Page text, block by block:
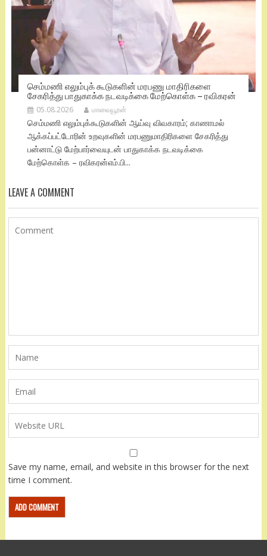
செம்மணி எலும்புக் கூடுகளின் மரபணு மாதிரிகளை
சேகரித்து பாதுகாக்க நடவடிக்கை மேற்கொள்க – ரவிகரன்
05.08.2026 மாவையூரன்
செம்மணி எலும்புக்கூடுகளின் ஆய்வு விவகாரம்; காணாமல்
ஆக்கப்பட்டோரின் உறவுகளின் மரபணுமாதிரிகளை சேகரித்து
பன்னாட்டு மேற்பார்வையுடன் பாதுகாக்க நடவடிக்கை
மேற்கொள்க – ரவிகரன்எம்.பி...
LEAVE A COMMENT
Save my name, email, and website in this browser for the next
time I comment.